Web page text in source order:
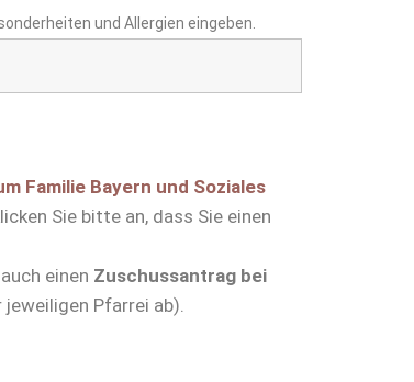
und Allergien eingeben.
Familie Bayern und Soziales
Sie bitte an, dass Sie einen
einen Zuschussantrag bei
Pfarrei ab).